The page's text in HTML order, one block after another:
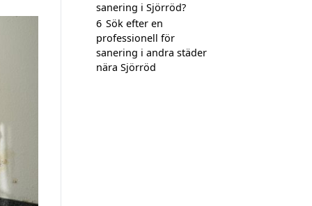
sanering i Sjörröd?
6 Sök efter en
professionell för
sanering i andra städer
nära Sjörröd